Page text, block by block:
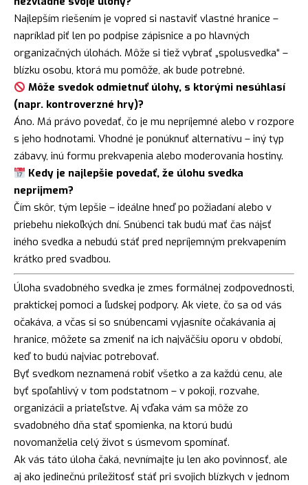
Najlepším riešením je vopred si nastaviť vlastné hranice –
napríklad piť len po podpise zápisnice a po hlavných
organizačných úlohách. Môže si tiež vybrať „spolusvedka“ –
blízku osobu, ktorá mu pomôže, ak bude potrebné.
Môže svedok odmietnuť úlohy, s ktorými nesúhlasí
(napr. kontroverzné hry)?
Áno. Má právo povedať, čo je mu nepríjemné alebo v rozpore
s jeho hodnotami. Vhodné je ponúknuť alternatívu – iný typ
zábavy, inú formu prekvapenia alebo moderovania hostiny.
Kedy je najlepšie povedať, že úlohu svedka
neprijmem?
Čím skôr, tým lepšie – ideálne hneď po požiadaní alebo v
priebehu niekoľkých dní. Snúbenci tak budú mať čas nájsť
iného svedka a nebudú stáť pred nepríjemným prekvapením
krátko pred svadbou.
Úloha svadobného svedka je zmes formálnej zodpovednosti,
praktickej pomoci a ľudskej podpory. Ak viete, čo sa od vás
očakáva, a včas si so snúbencami vyjasníte očakávania aj
hranice, môžete sa zmeniť na ich najväčšiu oporu v období,
keď to budú najviac potrebovať.
Byť svedkom neznamená robiť všetko a za každú cenu, ale
byť spoľahlivý v tom podstatnom – v pokoji, rozvahe,
organizácii a priateľstve. Aj vďaka vám sa môže zo
svadobného dňa stať spomienka, na ktorú budú
novomanželia celý život s úsmevom spomínať.
Ak vás táto úloha čaká, nevnímajte ju len ako povinnosť, ale
aj ako jedinečnú príležitosť stáť pri svojich blízkych v jednom